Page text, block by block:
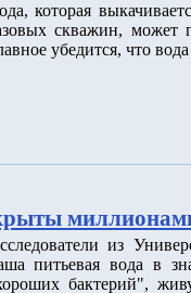
которая
скважин, может
убедится, что
из
питьевая вода в
бактерий",